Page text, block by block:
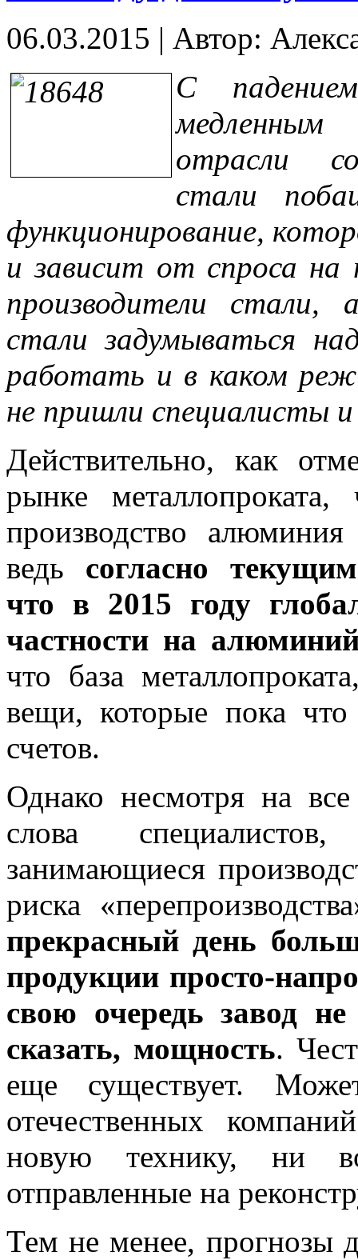
06.03.2015 | Автор:
С
медленным
отрасли
стали
функционирование,
и зависит от спроса
производители стали,
стали задумываться
работать и в каком
не пришли специалисты и
Действительно, как
рынке
производство
ведь согласно
что в 2015 году
частности на
что база
вещи, которые пока
счетов.
Однако несмотря на
слова
занимающиеся
риска
прекрасный день
продукции просто-
свою очередь завод
сказать, мощность.
еще существует.
отечественных
новую технику, ни
отправленные на
Тем не менее, прогнозы